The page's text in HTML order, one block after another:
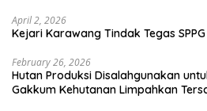
April 2, 2026
Kejari Karawang Tindak Tegas
February 26, 2026
Hutan Produksi Disalahgunakan
Gakkum Kehutanan Limpahkan